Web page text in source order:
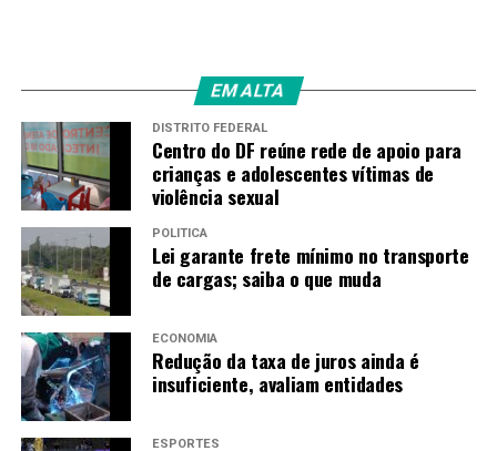
EM ALTA
DISTRITO FEDERAL
Centro do DF reúne rede de apoio para
crianças e adolescentes vítimas de
violência sexual
POLÍTICA
Lei garante frete mínimo no transporte
de cargas; saiba o que muda
ECONOMIA
Redução da taxa de juros ainda é
insuficiente, avaliam entidades
ESPORTES